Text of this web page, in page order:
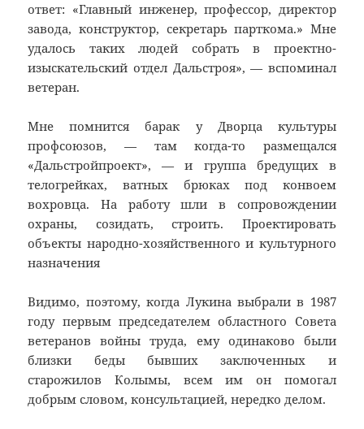
ответ: «Главный инженер, профессор, директор
завода, конструктор, секретарь парткома.» Мне
удалось таких людей собрать в проектно-
изыскательский отдел Дальстроя», — вспоминал
ветеран.
Мне помнится барак у Дворца культуры
профсоюзов, — там когда-то размещался
«Дальстройпроект», — и группа бредущих в
телогрейках, ватных брюках под конвоем
вохровца. На работу шли в сопровождении
охраны, созидать, строить. Проектировать
объекты народно-хозяйственного и культурного
назначения
Видимо, поэтому, когда Лукина выбрали в 1987
году первым председателем областного Совета
ветеранов войны труда, ему одинаково были
близки беды бывших заключенных и
старожилов Колымы, всем им он помогал
добрым словом, консультацией, нередко делом.